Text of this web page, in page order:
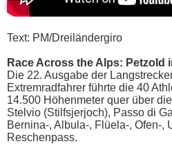
Text: PM/Dreiländergiro
Race Across the Alps: Petzold
Die 22. Ausgabe der
Extremradfahrer führte die 40
14.500 Höhenmeter quer über
Stelvio (Stilfsjerjoch), Passo di
Bernina-, Albula-, Flüela-, Ofen-,
Reschenpass.